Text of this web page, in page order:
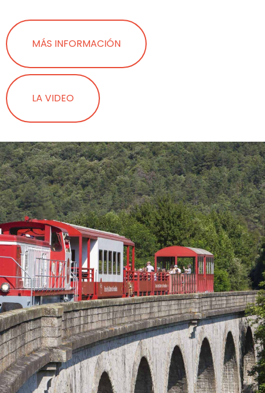
MÁS INFORMACIÓN
LA VIDEO